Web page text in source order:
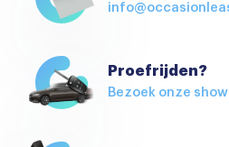
Proefrijden?
Bezoek onze